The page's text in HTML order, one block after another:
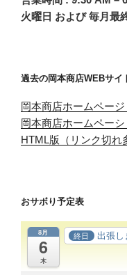
火曜日 および 毎月最
過去の岡本商店WEBサイ
岡本商店ホームページ
岡本商店ホームペー
HTML版（リンク切れ
おサボり予定表
8月
6
木
終日 出張し